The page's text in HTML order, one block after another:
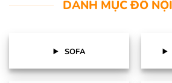
DANH MỤC ĐỒ
SOFA